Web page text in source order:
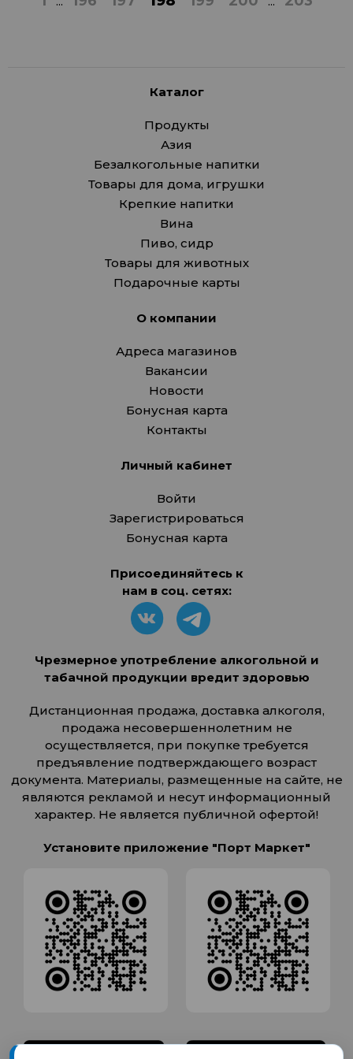
Каталог
Продукты
Азия
Безалкогольные напитки
Товары для дома, игрушки
Крепкие напитки
Вина
Пиво, сидр
Товары для животных
Подарочные карты
О компании
Адреса магазинов
Вакансии
Новости
Бонусная карта
Контакты
Личный кабинет
Войти
Зарегистрироваться
Бонусная карта
Присоединяйтесь к
нам в соц. сетях:
Чрезмерное употребление алкогольной и
табачной продукции вредит здоровью
Дистанционная продажа, доставка алкоголя,
продажа несовершеннолетним не
осуществляется, при покупке требуется
предъявление подтверждающего возраст
документа. Материалы, размещенные на сайте, не
являются рекламой и несут информационный
характер. Не является публичной офертой!
Установите приложение "Порт Маркет"